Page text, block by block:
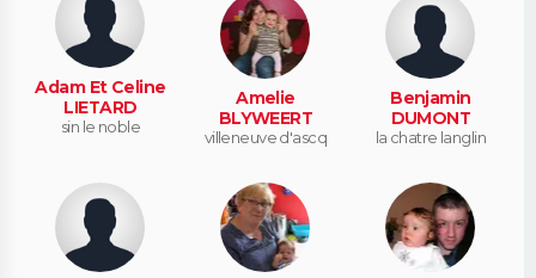
Adam Et Celine
LIETARD
sin le noble
Amelie
BLYWEERT
villeneuve d'ascq
Benjamin
DUMONT
la chatre langlin